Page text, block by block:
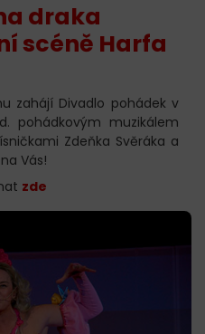
draka
scéně Harfa
zahájí Divadlo pohádek v
pohádkovým muzikálem
Zdeňka Svěráka a
Vás!
zde